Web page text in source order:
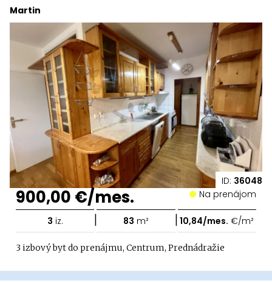
ID: 36048
Martin
900,00 €/mes. Na prenájom
3 iz. | 83 m² | 10,84/mes. €/m²
3 izbový byt do prenájmu, Centrum, Prednádražie